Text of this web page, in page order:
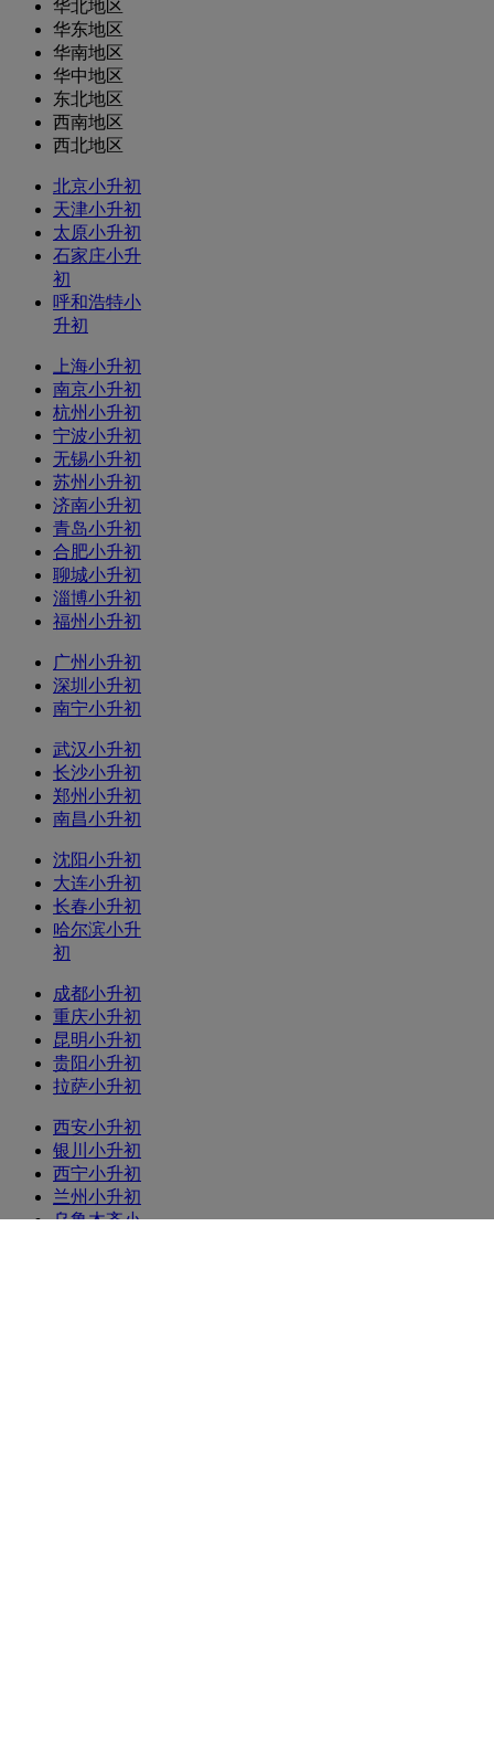
华北地区
华东地区
华南地区
华中地区
东北地区
西南地区
西北地区
北京小升初
天津小升初
太原小升初
石家庄小升
初
呼和浩特小
升初
上海小升初
南京小升初
杭州小升初
宁波小升初
无锡小升初
苏州小升初
济南小升初
青岛小升初
合肥小升初
聊城小升初
淄博小升初
福州小升初
广州小升初
深圳小升初
南宁小升初
武汉小升初
长沙小升初
郑州小升初
南昌小升初
沈阳小升初
大连小升初
长春小升初
哈尔滨小升
初
成都小升初
重庆小升初
昆明小升初
贵阳小升初
拉萨小升初
西安小升初
银川小升初
西宁小升初
兰州小升初
乌鲁木齐小